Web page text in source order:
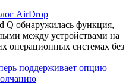
AirDrop
Q обнаружилась функция,
между устройствами на
операционных системах без